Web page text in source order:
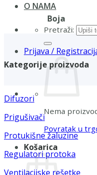
O NAMA
Pretraži:
Prijava /
Nema
Povratak u
Košarica
Boja
Kategorije proizvoda
Difuzori
Prigušivači
Protukišne žaluzine
Regulatori protoka
Ventilacijske rešetke